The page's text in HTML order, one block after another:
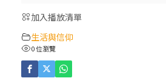
(5)黃敏正主教帶你
加入播放清單
生活與信仰
0 位瀏覽